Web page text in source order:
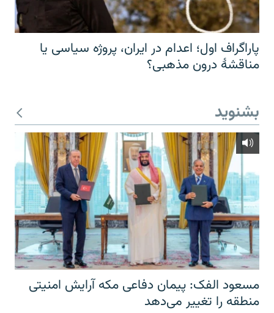
پاراگراف اول؛ اعدام در ایران، پروژه سیاسی یا
مناقشهٔ درون مذهبی؟
بشنوید
مسعود الفک: پیمان دفاعی مکه آرایش امنیتی
منطقه را تغییر می‌دهد